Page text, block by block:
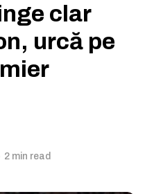
clar
urcă pe
2 min read